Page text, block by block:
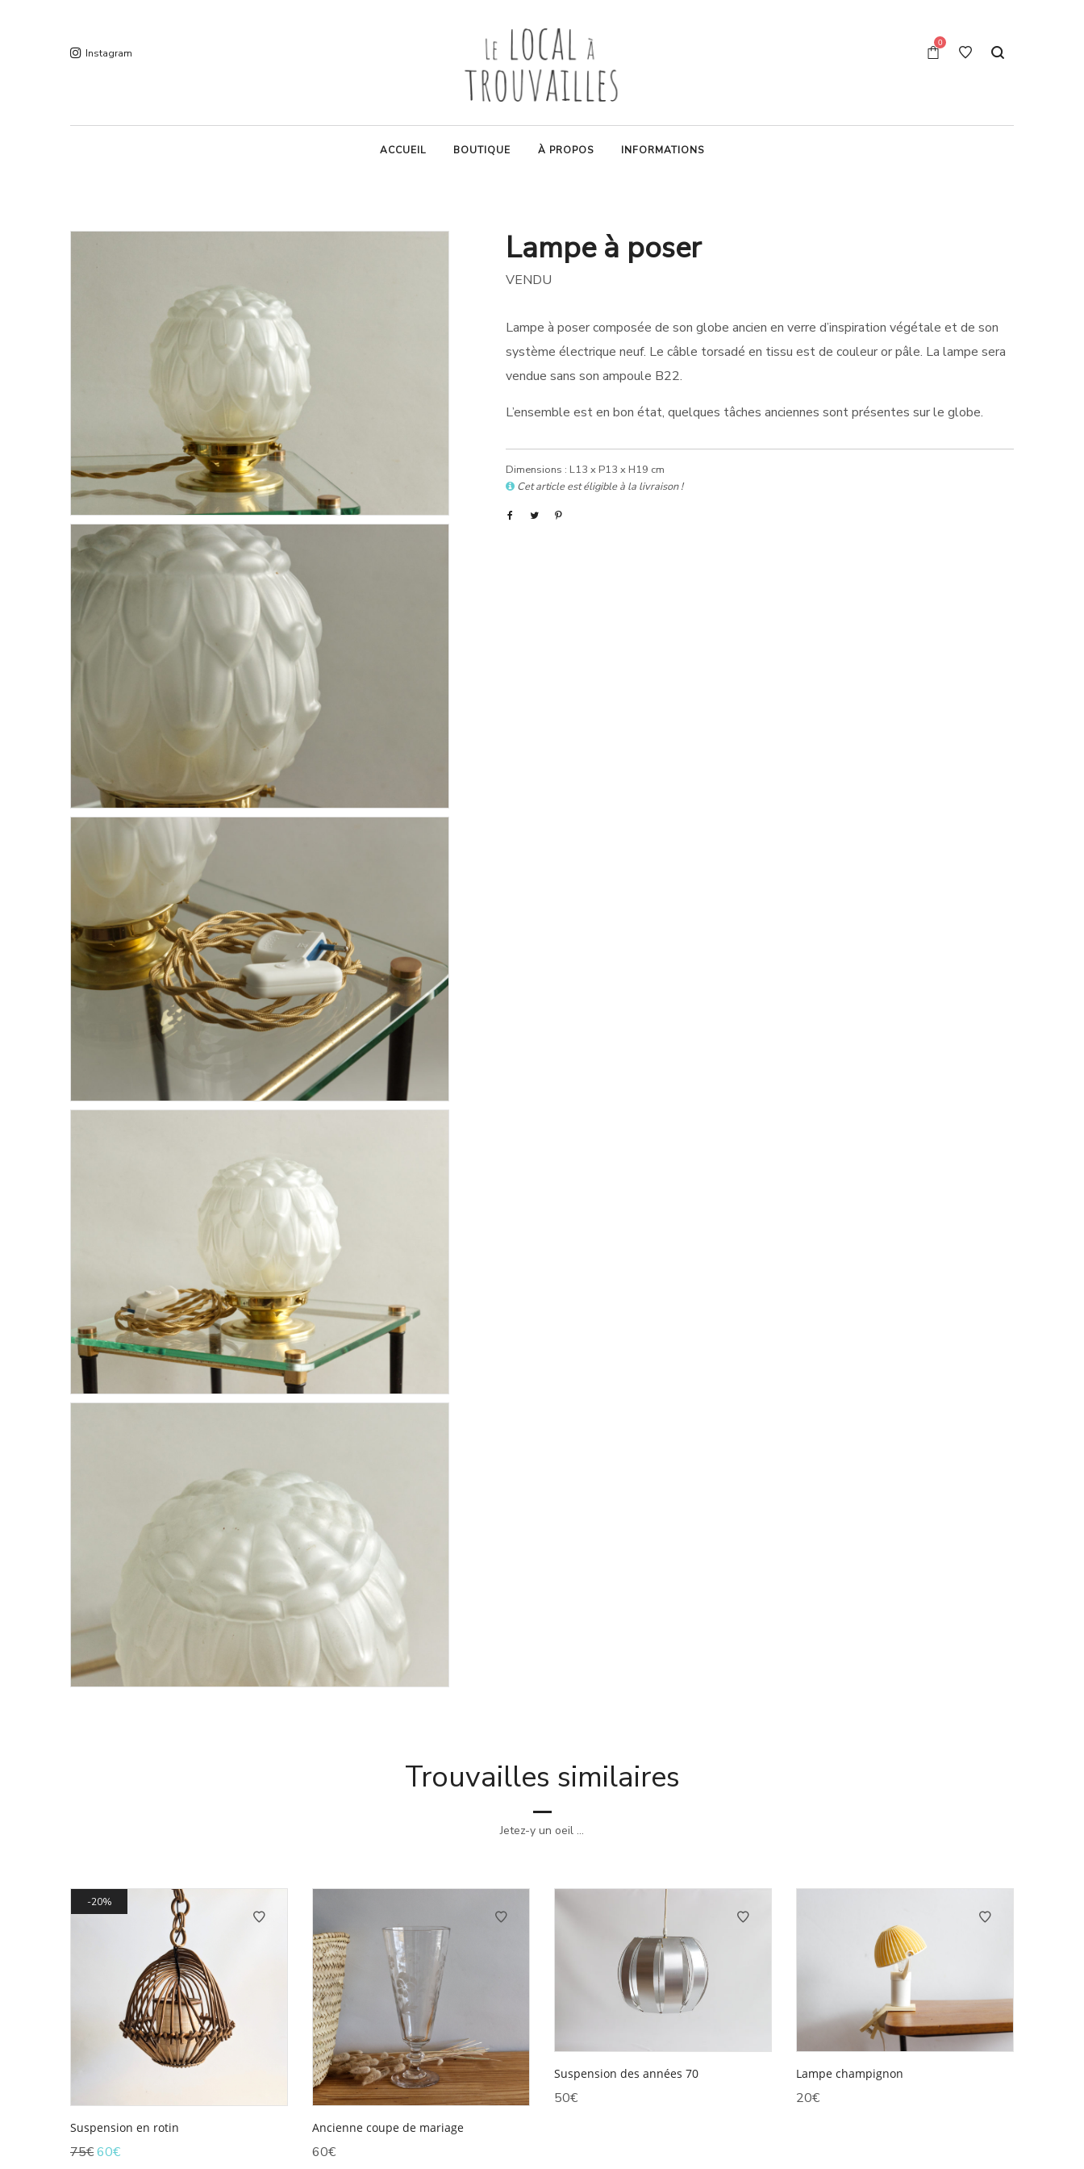
Instagram
0
ACCUEIL BOUTIQUE À PROPOS INFORMATIONS
Lampe à poser
VENDU
Lampe à poser composée de son globe ancien en verre d’inspiration végétale et de son
système électrique neuf. Le câble torsadé en tissu est de couleur or pâle. La lampe sera
vendue sans son ampoule B22.
L’ensemble est en bon état, quelques tâches anciennes sont présentes sur le globe.
Dimensions : L13 x P13 x H19 cm
Cet article est éligible à la livraison !
Trouvailles similaires
Jetez-y un oeil ...
20%
Suspension en rotin
75€Le
60€Le
Ancienne coupe de mariage
60€
Suspension des années 70
50€
Lampe champignon
20€